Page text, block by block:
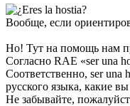
Вообще, если
Но! Тут на помощь нам
Согласно RAE «ser una
Соответственно, ser
русского языка, какие вы
Не забывайте,